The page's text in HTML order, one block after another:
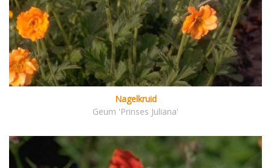
Nagelkruid
Geum 'Prinses Juliana'